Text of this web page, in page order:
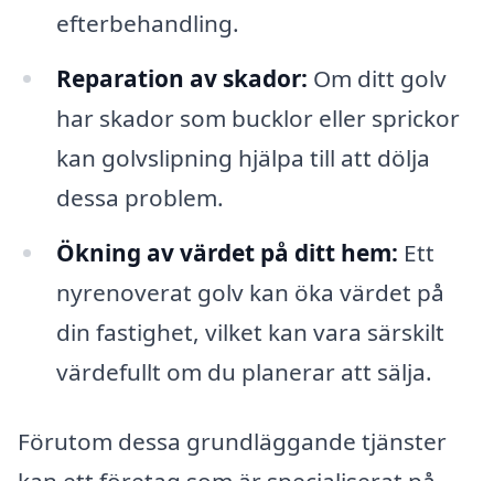
efterbehandling.
Reparation av skador: Om ditt golv
har skador som bucklor eller sprickor
kan golvslipning hjälpa till att dölja
dessa problem.
Ökning av värdet på ditt hem: Ett
nyrenoverat golv kan öka värdet på
din fastighet, vilket kan vara särskilt
värdefullt om du planerar att sälja.
Förutom dessa grundläggande tjänster